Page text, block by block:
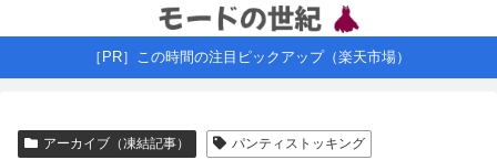
［PR］この時間の注目ピックアップ（楽天市場）
アーカイブ（凍結記事） パンティストッキング